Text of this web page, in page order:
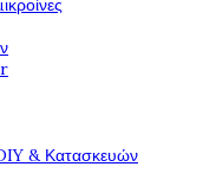
DIY & Κατασκευών